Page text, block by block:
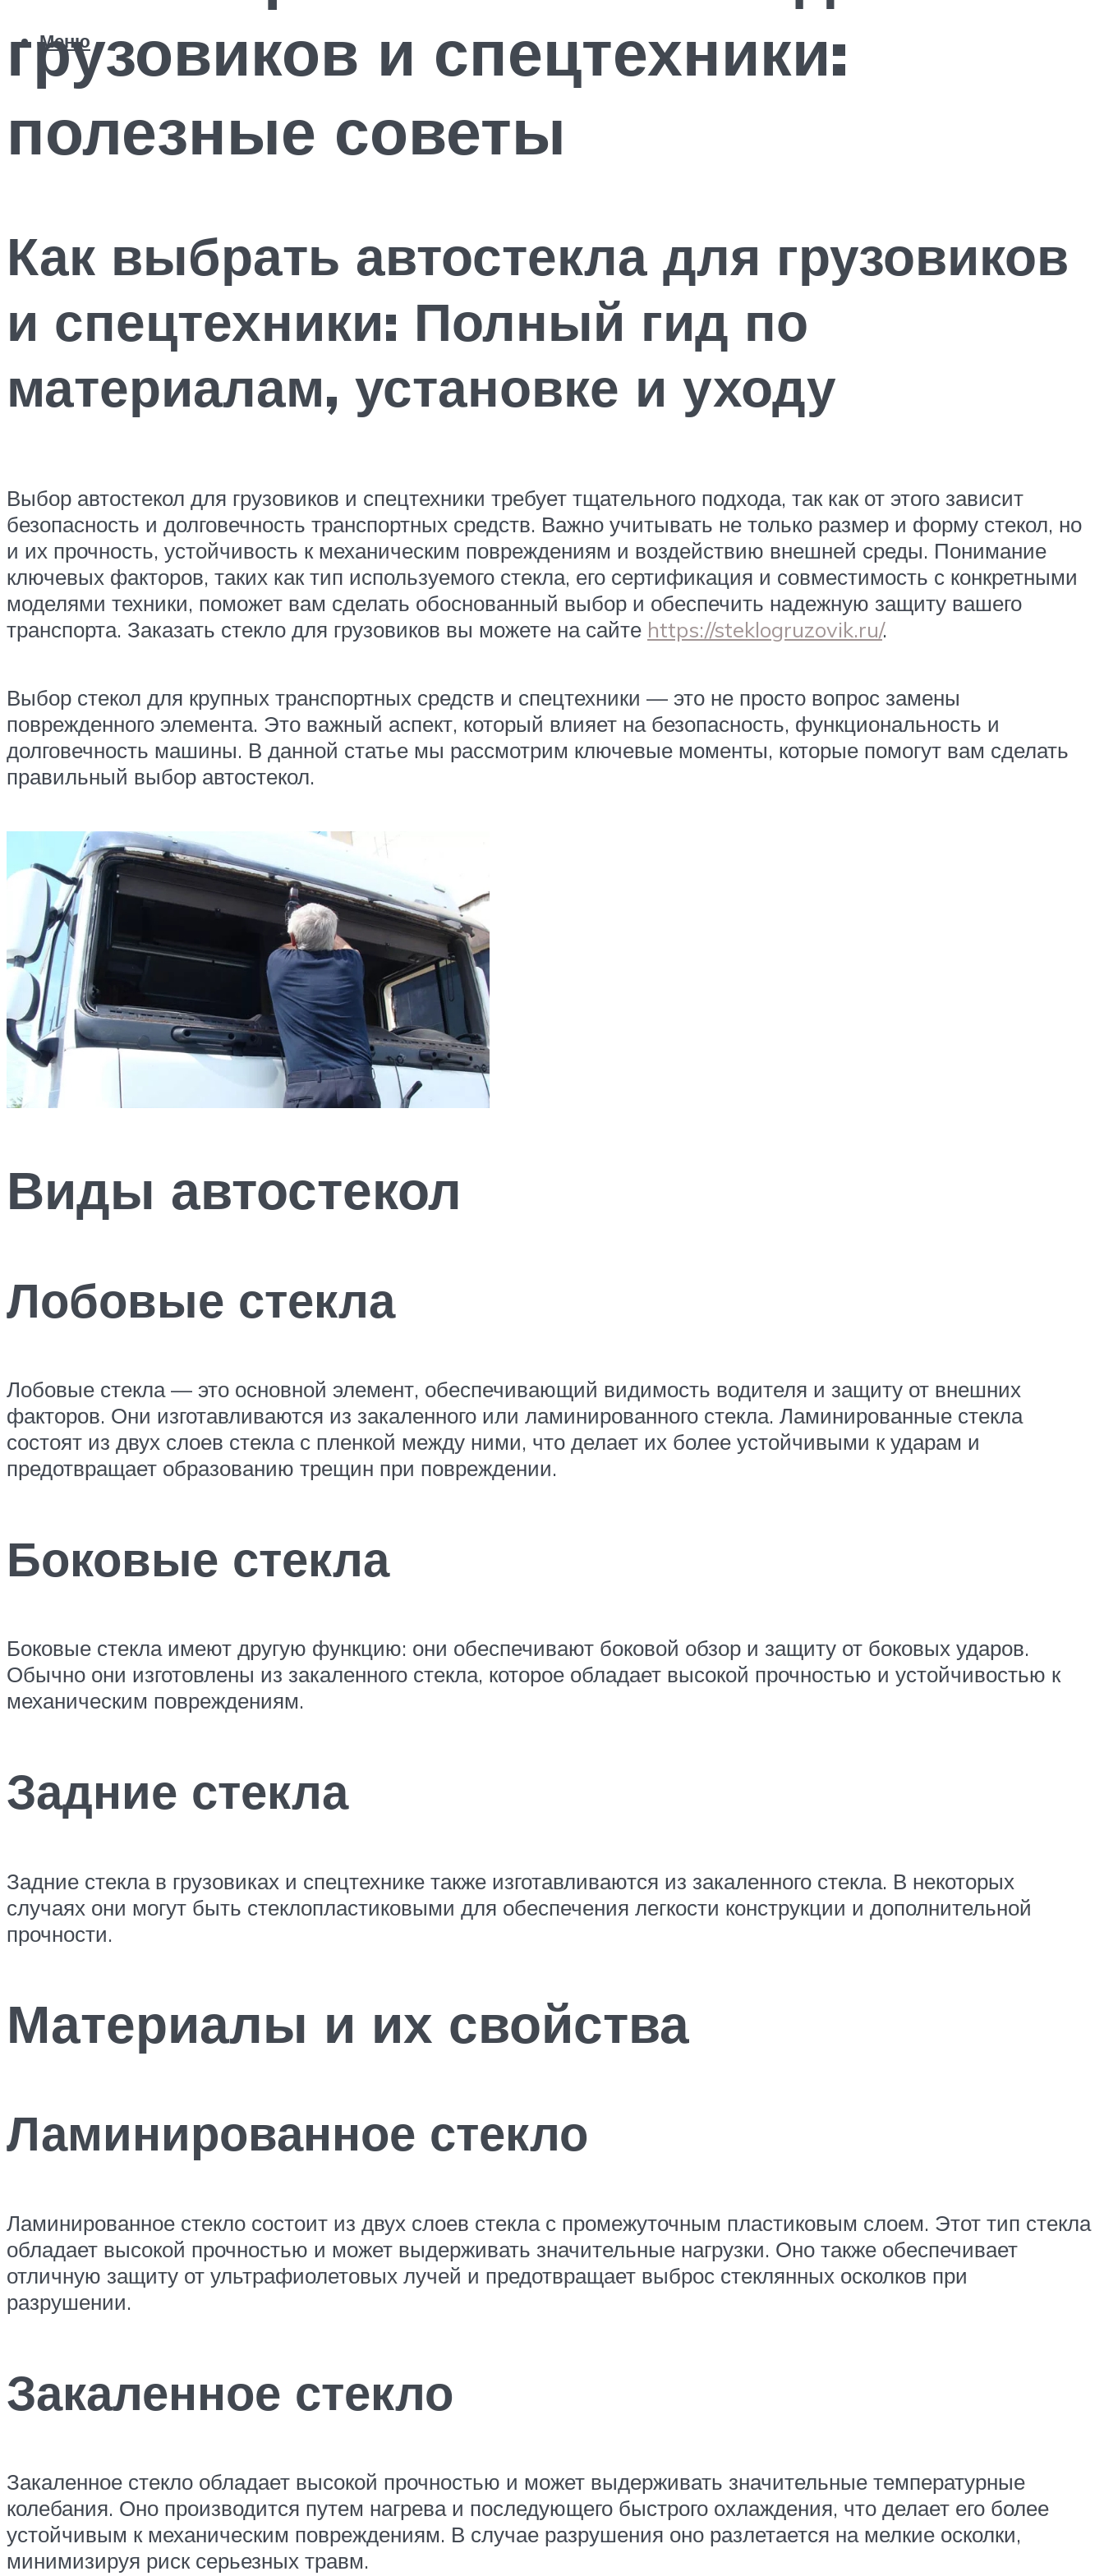
Меню
грузовиков и спецтехники:
полезные советы
Как выбрать автостекла для грузовиков
и спецтехники: Полный гид по
материалам, установке и уходу
Выбор автостекол для грузовиков и спецтехники требует тщательного подхода, так как от этого зависит
безопасность и долговечность транспортных средств. Важно учитывать не только размер и форму стекол, но
и их прочность, устойчивость к механическим повреждениям и воздействию внешней среды. Понимание
ключевых факторов, таких как тип используемого стекла, его сертификация и совместимость с конкретными
моделями техники, поможет вам сделать обоснованный выбор и обеспечить надежную защиту вашего
транспорта. Заказать стекло для грузовиков вы можете на сайте https://steklogruzovik.ru/.
Выбор стекол для крупных транспортных средств и спецтехники — это не просто вопрос замены
поврежденного элемента. Это важный аспект, который влияет на безопасность, функциональность и
долговечность машины. В данной статье мы рассмотрим ключевые моменты, которые помогут вам сделать
правильный выбор автостекол.
Виды автостекол
Лобовые стекла
Лобовые стекла — это основной элемент, обеспечивающий видимость водителя и защиту от внешних
факторов. Они изготавливаются из закаленного или ламинированного стекла. Ламинированные стекла
состоят из двух слоев стекла с пленкой между ними, что делает их более устойчивыми к ударам и
предотвращает образованию трещин при повреждении.
Боковые стекла
Боковые стекла имеют другую функцию: они обеспечивают боковой обзор и защиту от боковых ударов.
Обычно они изготовлены из закаленного стекла, которое обладает высокой прочностью и устойчивостью к
механическим повреждениям.
Задние стекла
Задние стекла в грузовиках и спецтехнике также изготавливаются из закаленного стекла. В некоторых
случаях они могут быть стеклопластиковыми для обеспечения легкости конструкции и дополнительной
прочности.
Материалы и их свойства
Ламинированное стекло
Ламинированное стекло состоит из двух слоев стекла с промежуточным пластиковым слоем. Этот тип стекла
обладает высокой прочностью и может выдерживать значительные нагрузки. Оно также обеспечивает
отличную защиту от ультрафиолетовых лучей и предотвращает выброс стеклянных осколков при
разрушении.
Закаленное стекло
Закаленное стекло обладает высокой прочностью и может выдерживать значительные температурные
колебания. Оно производится путем нагрева и последующего быстрого охлаждения, что делает его более
устойчивым к механическим повреждениям. В случае разрушения оно разлетается на мелкие осколки,
минимизируя риск серьезных травм.